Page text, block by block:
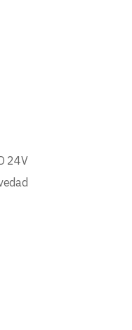
m SMD2835
24V